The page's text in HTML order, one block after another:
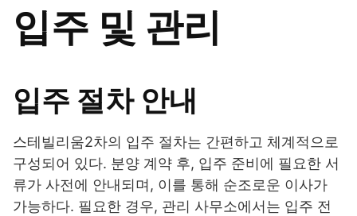
입주 및 관리
입주 절차 안내
스테빌리움2차의 입주 절차는 간편하고 체계적으로
구성되어 있다. 분양 계약 후, 입주 준비에 필요한 서
류가 사전에 안내되며, 이를 통해 순조로운 이사가
가능하다. 필요한 경우, 관리 사무소에서는 입주 전